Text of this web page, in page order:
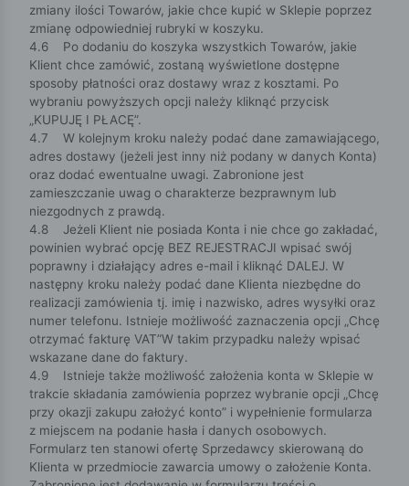
zmiany ilości Towarów, jakie chce kupić w Sklepie poprzez
zmianę odpowiedniej rubryki w koszyku.
4.6 Po dodaniu do koszyka wszystkich Towarów, jakie
Klient chce zamówić, zostaną wyświetlone dostępne
sposoby płatności oraz dostawy wraz z kosztami. Po
wybraniu powyższych opcji należy kliknąć przycisk
„KUPUJĘ I PŁACĘ”.
4.7 W kolejnym kroku należy podać dane zamawiającego,
adres dostawy (jeżeli jest inny niż podany w danych Konta)
oraz dodać ewentualne uwagi. Zabronione jest
zamieszczanie uwag o charakterze bezprawnym lub
niezgodnych z prawdą.
4.8 Jeżeli Klient nie posiada Konta i nie chce go zakładać,
powinien wybrać opcję BEZ REJESTRACJI wpisać swój
poprawny i działający adres e-mail i kliknąć DALEJ. W
następny kroku należy podać dane Klienta niezbędne do
realizacji zamówienia tj. imię i nazwisko, adres wysyłki oraz
numer telefonu. Istnieje możliwość zaznaczenia opcji „Chcę
otrzymać fakturę VAT”W takim przypadku należy wpisać
wskazane dane do faktury.
4.9 Istnieje także możliwość założenia konta w Sklepie w
trakcie składania zamówienia poprzez wybranie opcji „Chcę
przy okazji zakupu założyć konto” i wypełnienie formularza
z miejscem na podanie hasła i danych osobowych.
Formularz ten stanowi ofertę Sprzedawcy skierowaną do
Klienta w przedmiocie zawarcia umowy o założenie Konta.